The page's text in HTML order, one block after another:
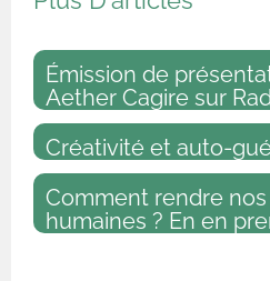
Émission de
Aether Cagire sur
Créativité et auto-
Comment rendre nos
humaines ? En en